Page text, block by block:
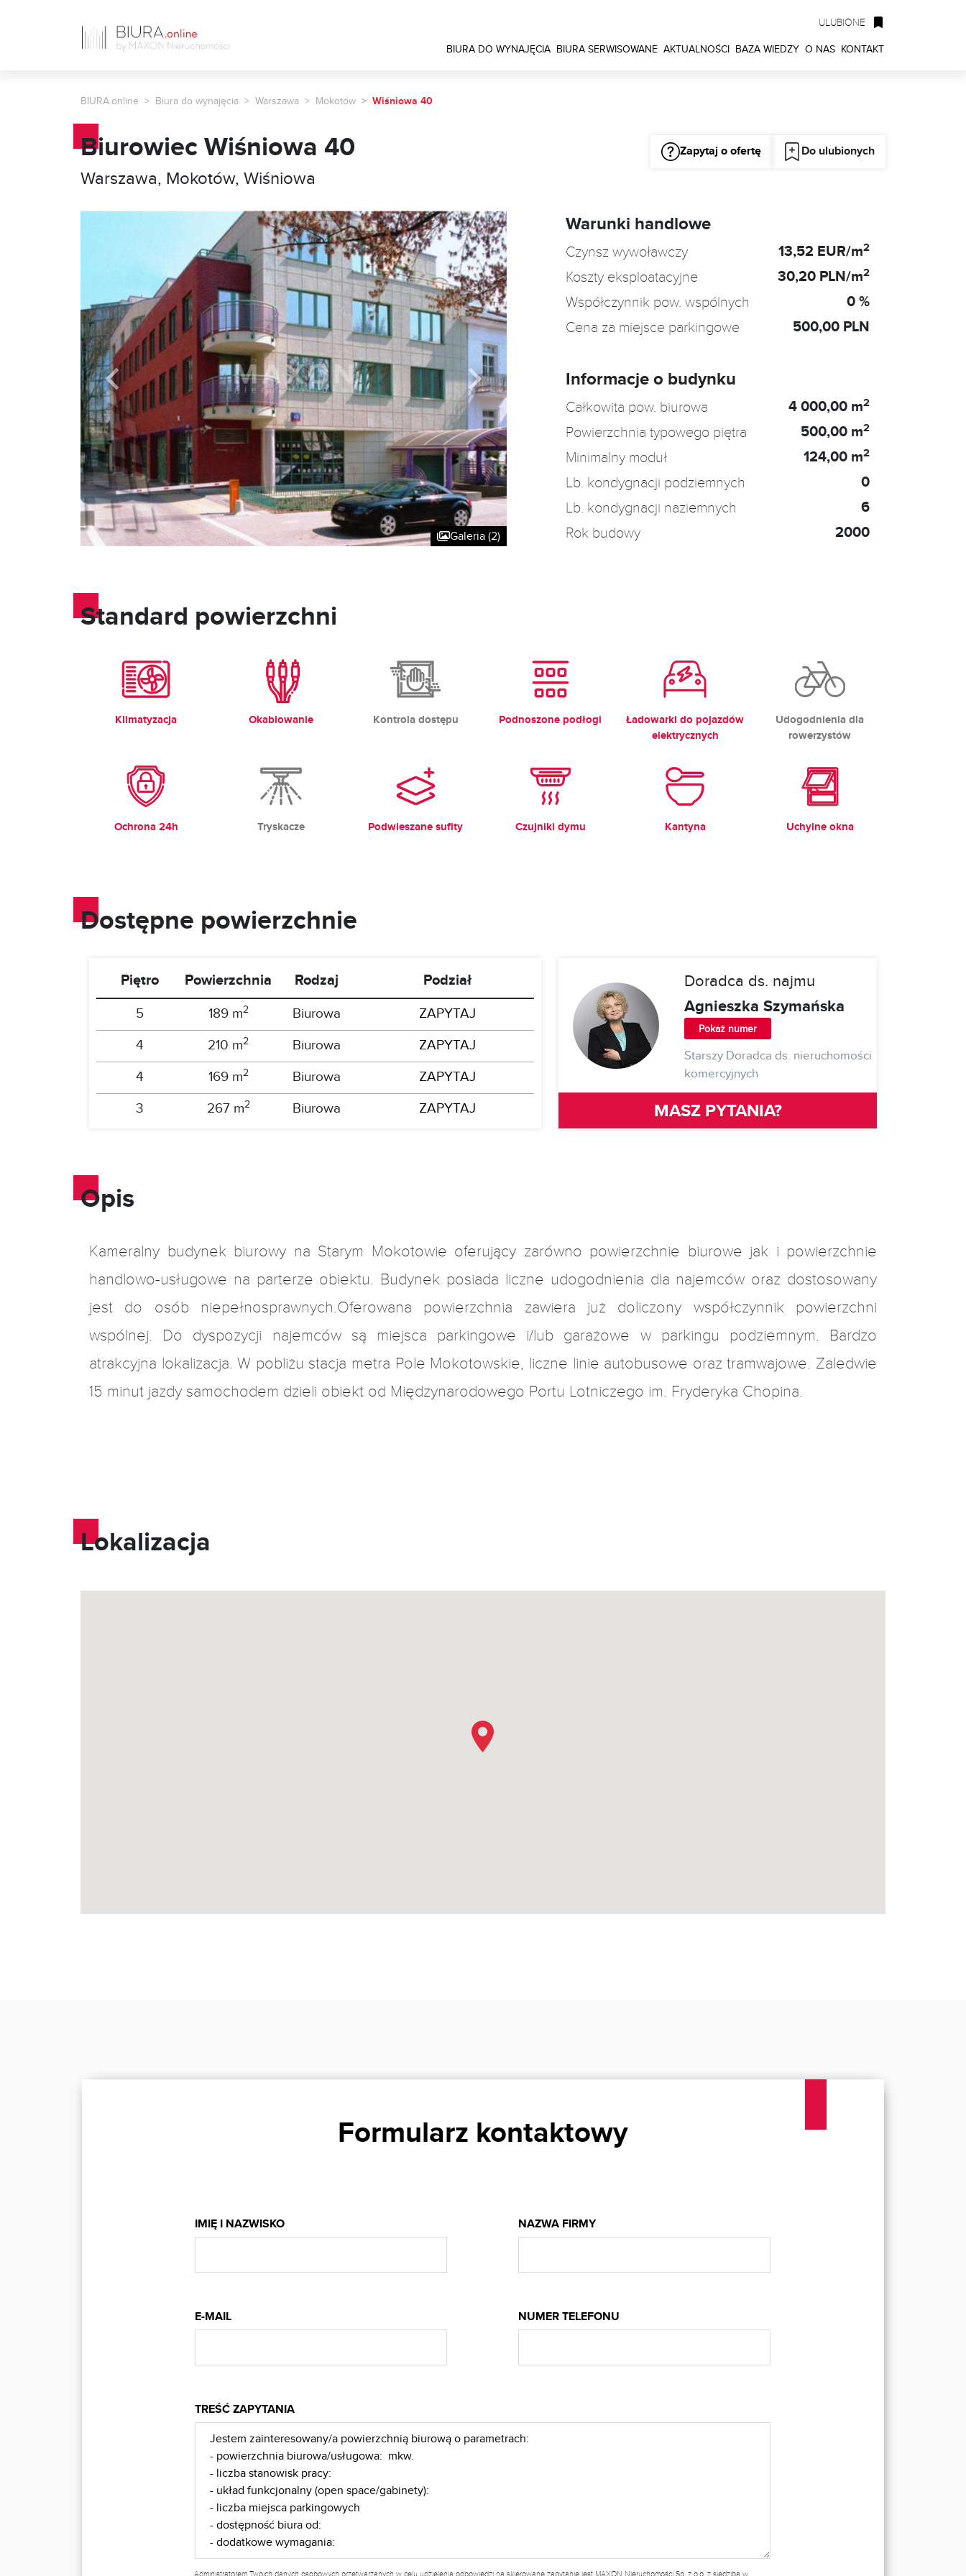
ULUBIONE
BIURA DO WYNAJĘCIA BIURA SERWISOWANE AKTUALNOŚCI BAZA WIEDZY O NAS KONTAKT
BIURA.online Biura do wynajęcia Warszawa Mokotów Wiśniowa 40
Biurowiec Wiśniowa 40
Warszawa, Mokotów, Wiśniowa
Zapytaj o ofertę Do ulubionych
Galeria (2)
Warunki handlowe
Czynsz wywoławczy 13,52 EUR/m2
Koszty eksploatacyjne 30,20 PLN/m2
Współczynnik pow. wspólnych 0 %
Cena za miejsce parkingowe 500,00 PLN
Informacje o budynku
Całkowita pow. biurowa 4 000,00 m2
Powierzchnia typowego piętra 500,00 m2
Minimalny moduł 124,00 m2
Lb. kondygnacji podziemnych 0
Lb. kondygnacji naziemnych 6
Rok budowy 2000
Standard powierzchni
Klimatyzacja Okablowanie Kontrola dostępu Podnoszone podłogi
Ładowarki do pojazdów
elektrycznych
Udogodnienia dla
rowerzystów
Ochrona 24h Tryskacze Podwieszane sufity Czujniki dymu Kantyna Uchylne okna
Dostępne powierzchnie
Piętro Powierzchnia Rodzaj Podział
5 189 m2 Biurowa
ZAPYTAJ
4
210 m2 Biurowa
ZAPYTAJ
4
169 m2 Biurowa
ZAPYTAJ
3
267 m2 Biurowa
ZAPYTAJ
123 m Handlowa
0
45 m Handlowa ZAPYTAJ
Doradca ds. najmu
Agnieszka Szymańska
Pokaż numer
Starszy Doradca ds. nieruchomości
komercyjnych
MASZ PYTANIA?
Opis
Kameralny budynek biurowy na Starym Mokotowie oferujący zarówno powierzchnie biurowe jak i powierzchnie
handlowo-usługowe na parterze obiektu. Budynek posiada liczne udogodnienia dla najemców oraz dostosowany
jest do osób niepełnosprawnych.Oferowana powierzchnia zawiera już doliczony współczynnik powierzchni
wspólnej. Do dyspozycji najemców są miejsca parkingowe i/lub garażowe w parkingu podziemnym. Bardzo
atrakcyjna lokalizacja. W pobliżu stacja metra Pole Mokotowskie, liczne linie autobusowe oraz tramwajowe. Zaledwie
15 minut jazdy samochodem dzieli obiekt od Międzynarodowego Portu Lotniczego im. Fryderyka Chopina.
Lokalizacja
Formularz kontaktowy
IMIĘ I NAZWISKO NAZWA FIRMY
E-MAIL NUMER TELEFONU
TREŚĆ ZAPYTANIA
Administratorem Twoich danych osobowych przetwarzanych w celu udzielenia odpowiedzi na skierowane zapytanie jest MAXON Nieruchomości Sp. z o.o. z siedzibą w